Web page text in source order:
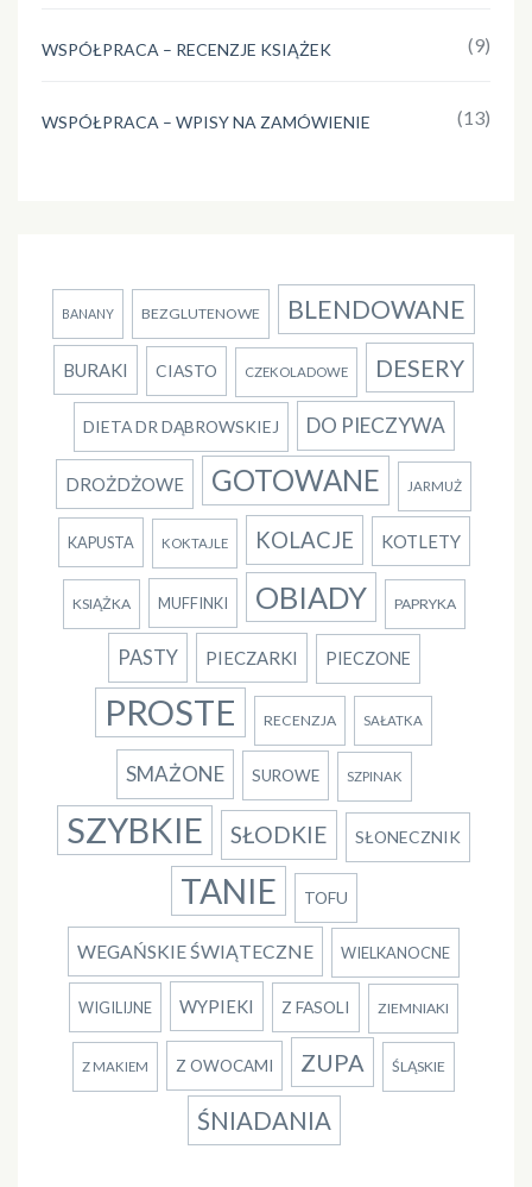
WSPÓŁPRACA – RECENZJE KSIĄŻEK (9)
WSPÓŁPRACA – WPISY NA ZAMÓWIENIE (13)
BANANY BEZGLUTENOWE BLENDOWANE
BURAKI CIASTO CZEKOLADOWE DESERY
DIETA DR DĄBROWSKIEJ DO PIECZYWA
DROŻDŻOWE GOTOWANE JARMUŻ
KAPUSTA KOKTAJLE KOLACJE KOTLETY
KSIĄŻKA MUFFINKI OBIADY PAPRYKA
PASTY PIECZARKI PIECZONE
PROSTE RECENZJA SAŁATKA
SMAŻONE SUROWE SZPINAK
SZYBKIE SŁODKIE SŁONECZNIK
TANIE TOFU
WEGAŃSKIE ŚWIĄTECZNE WIELKANOCNE
WIGILIJNE WYPIEKI Z FASOLI ZIEMNIAKI
Z MAKIEM Z OWOCAMI ZUPA ŚLĄSKIE
ŚNIADANIA